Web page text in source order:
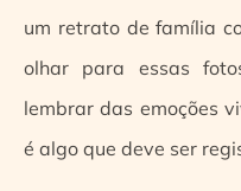
um retrato de família
olhar para essas
lembrar das emoções
é algo que deve ser